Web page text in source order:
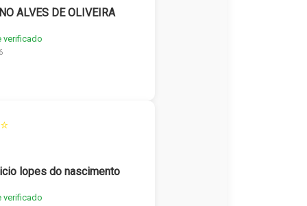
ALVES DE OLIVEIRA
verificado
lopes do nascimento
verificado